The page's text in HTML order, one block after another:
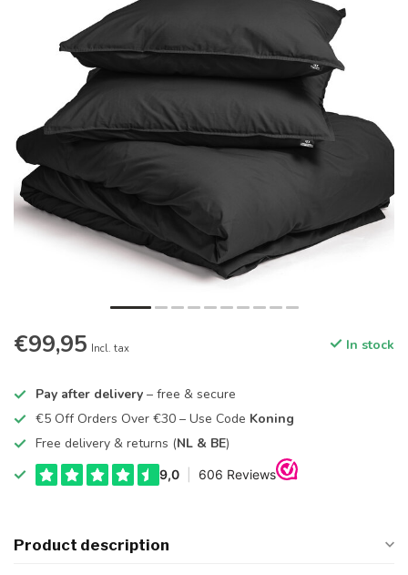
€99,95 Incl. tax In stock
Pay after delivery – free & secure
€5 Off Orders Over €30 – Use Code Koning
Free delivery & returns (NL & BE)
Product description